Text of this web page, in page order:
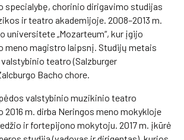
specialybę, chorinio dirigavimo studijas
ir teatro akademijoje. 2008–2013 m.
universitete „Mozarteum“, kur įgijo
meno magistro laipsnį. Studijų metais
teatro (Salzburger
Bacho chore.
valstybinio muzikinio teatro
m. dirba Neringos meno mokykloje
ir fortepijono mokytoju. 2017 m. įkūrė